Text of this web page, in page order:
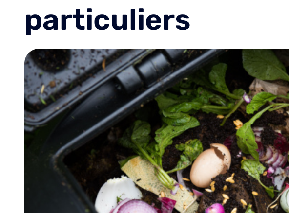
particuliers